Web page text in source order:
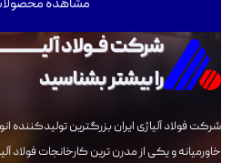
مشاهده
شرکت فــولاد
را بیشتر بشناسید
شرکت فولاد آلیاژی ایران بزرگترین تولیدکننده
خاورمیانه و یکی از مدرن ترین کارخانجات فولاد